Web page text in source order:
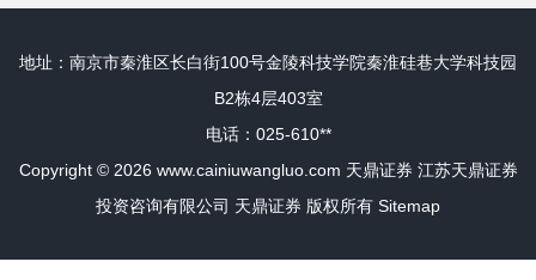
地址：南京市秦淮区长白街100号金陵科技学院秦淮硅巷大学科技园
B2栋4层403室
电话：025-610**
Copyright © 2026 www.cainiuwangluo.com 天鼎证券 江苏天鼎证券
投资咨询有限公司 天鼎证券 版权所有 Sitemap